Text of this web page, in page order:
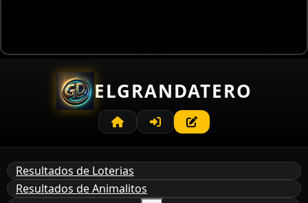
ELGRANDATERO
Resultados de Loterias
Resultados de Animalitos